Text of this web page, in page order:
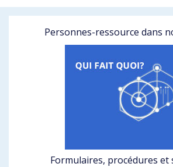
Personnes-ressource dans
Formulaires, procédures et